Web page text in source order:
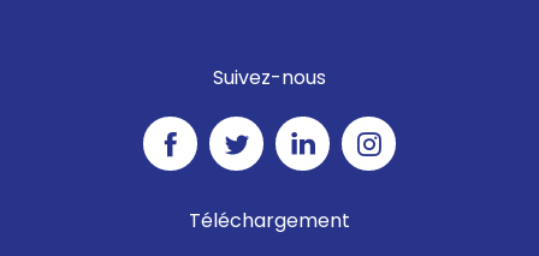
Suivez-nous
Téléchargement